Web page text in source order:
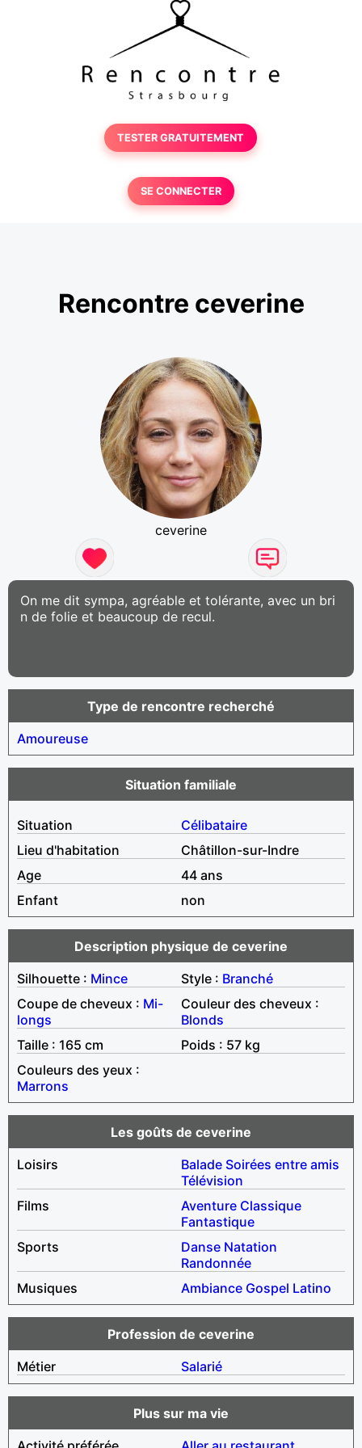
TESTER GRATUITEMENT
SE CONNECTER
Rencontre ceverine
ceverine
On me dit sympa, agréable et tolérante, avec un bri
n de folie et beaucoup de recul.
Type de rencontre recherché
Amoureuse
Situation familiale
Situation
Célibataire
Lieu d'habitation
Châtillon-sur-Indre
Age
44 ans
Enfant
non
Description physique de ceverine
Silhouette : Mince Style : Branché
Coupe de cheveux : Mi-
longs
Couleur des cheveux :
Blonds
Taille : 165 cm
Poids : 57 kg
Couleurs des yeux :
Marrons
Les goûts de ceverine
Loisirs
Balade Soirées entre amis
Télévision
Films
Aventure Classique
Fantastique
Sports
Danse Natation
Randonnée
Musiques
Ambiance Gospel Latino
Profession de ceverine
Métier
Salarié
Plus sur ma vie